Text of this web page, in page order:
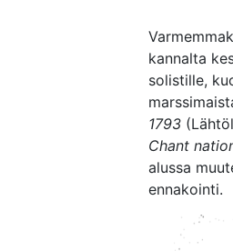
kannalta
solistille,
1793
Chant
alussa
ennakointi.